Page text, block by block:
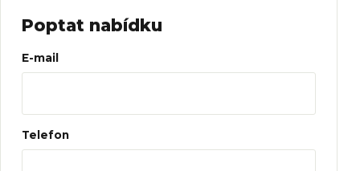
Poptat nabídku
Web
E-mail
Telefon